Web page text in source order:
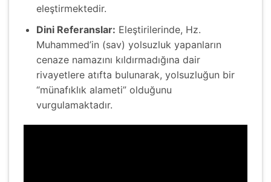
eleştirmektedir.
Dini Referanslar: Eleştirilerinde, Hz.
Muhammed’in (sav) yolsuzluk yapanların
cenaze namazını kıldırmadığına dair
rivayetlere atıfta bulunarak, yolsuzluğun bir
“münafıklık alameti” olduğunu
vurgulamaktadır.